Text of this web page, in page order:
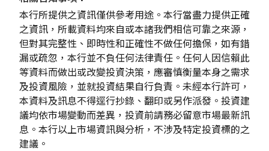
本行所提供之資訊僅供參考用途。本行當盡力提供正確
之資訊，所載資料均來自或本諸我們相信可靠之來源，
但對其完整性、即時性和正確性不做任何擔保，如有錯
漏或疏忽，本行並不負任何法律責任。任何人因信賴此
等資料而做出或改變投資決策，應審慎衡量本身之需求
及投資風險，並就投資結果自行負責。未經本行許可，
本資料及訊息不得逕行抄錄、翻印或另作派發。投資建
議均依市場變動而差異，投資前請務必留意市場最新訊
息。本行以上市場資訊與分析，不涉及特定投資標的之
建議。